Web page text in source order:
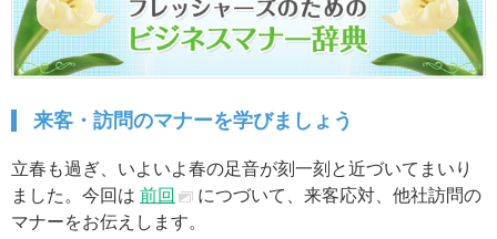
来客・訪問のマナーを学びましょう
立春も過ぎ、いよいよ春の足音が刻一刻と近づいてまいり
ました。今回は 前回
につづいて、来客応対、他社訪問の
マナーをお伝えします。